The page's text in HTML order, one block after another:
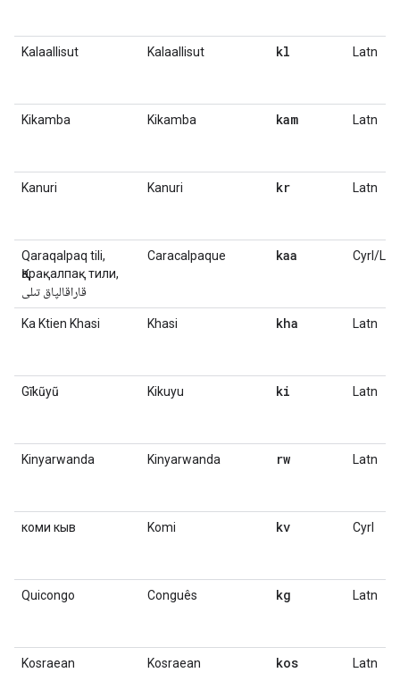
Kalaallisut Kalaallisut kl Latn
Kikamba Kikamba kam Latn
Kanuri Kanuri kr Latn
Qaraqalpaq tili,
Қарақалпақ тили,
قاراقالپاق تىلى
Caracalpaque kaa Cyrl/
Ka Ktien Khasi Khasi kha Latn
Gĩkũyũ Kikuyu ki Latn
Kinyarwanda Kinyarwanda rw Latn
коми кыв Komi kv Cyrl
Quicongo Conguês kg Latn
Kosraean Kosraean kos Latn